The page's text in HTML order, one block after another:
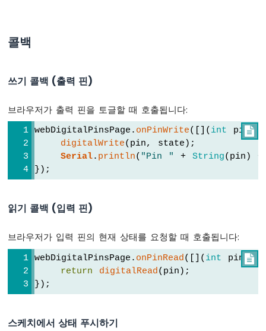
변
저
아
이
노
ESP32
가
저
항
LED
ESP32
콜백
쓰기 콜백 (출력 핀)
브라우저가 출력 핀을 토글할 때 호출됩니다:

webDigitalPinsPage. onPinWrite([]( int pin,
digitalWrite(pin, state);
Serial. println( "Pin " + String(pin)
});
읽기 콜백 (입력 핀)
브라우저가 입력 핀의 현재 상태를 요청할 때 호출됩니다:

webDigitalPinsPage. onPinRead([]( int pin) -
return
digitalRead(pin);
});
스케치에서 상태 푸시하기